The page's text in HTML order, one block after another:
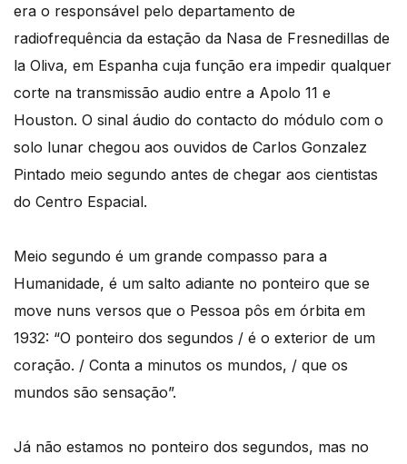
era o responsável pelo departamento de
radiofrequência da estação da Nasa de Fresnedillas de
la Oliva, em Espanha cuja função era impedir qualquer
corte na transmissão audio entre a Apolo 11 e
Houston. O sinal áudio do contacto do módulo com o
solo lunar chegou aos ouvidos de Carlos Gonzalez
Pintado meio segundo antes de chegar aos cientistas
do Centro Espacial.
Meio segundo é um grande compasso para a
Humanidade, é um salto adiante no ponteiro que se
move nuns versos que o Pessoa pôs em órbita em
1932: “O ponteiro dos segundos / é o exterior de um
coração. / Conta a minutos os mundos, / que os
mundos são sensação”.
Já não estamos no ponteiro dos segundos, mas no